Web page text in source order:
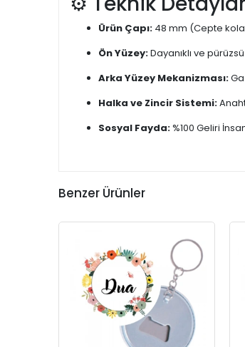
Ürün Çapı: 48 mm (Cepte
Ön Yüzey:Dayanıklı ve
Arka Yüzey Mekanizması:
Halka ve Zincir Sistemi:
Sosyal Fayda: %100 Geliri
Benzer Ürünler